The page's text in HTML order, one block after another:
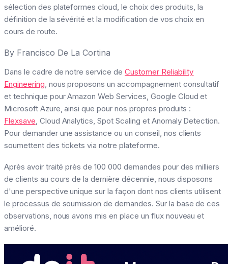
sélection des plateformes cloud, le choix des produits, la
définition de la sévérité et la modification de vos choix en
cours de route.
By Francisco De La Cortina
Dans le cadre de notre service de Customer Reliability
Engineering , nous proposons un accompagnement consultatif
et technique pour Amazon Web Services, Google Cloud et
Microsoft Azure, ainsi que pour nos propres produits :
Flexsave , Cloud Analytics, Spot Scaling et Anomaly Detection.
Pour demander une assistance ou un conseil, nos clients
soumettent des tickets via notre plateforme.
Après avoir traité près de 100 000 demandes pour des milliers
de clients au cours de la dernière décennie, nous disposons
d'une perspective unique sur la façon dont nos clients utilisent
le processus de soumission de demandes. Sur la base de ces
observations, nous avons mis en place un flux nouveau et
amélioré.